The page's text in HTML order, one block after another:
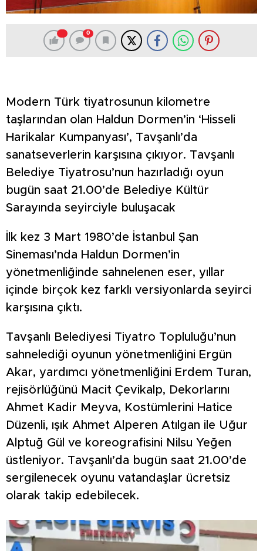
0
Modern Türk tiyatrosunun kilometre
taşlarından olan Haldun Dormen’in ‘Hisseli
Harikalar Kumpanyası’, Tavşanlı’da
sanatseverlerin karşısına çıkıyor. Tavşanlı
Belediye Tiyatrosu’nun hazırladığı oyun
bugün saat 21.00’de Belediye Kültür
Sarayında seyirciyle buluşacak
İlk kez 3 Mart 1980’de İstanbul Şan
Sineması’nda Haldun Dormen’in
yönetmenliğinde sahnelenen eser, yıllar
içinde birçok kez farklı versiyonlarda seyirci
karşısına çıktı.
Tavşanlı Belediyesi Tiyatro Topluluğu’nun
sahnelediği oyunun yönetmenliğini Ergün
Akar, yardımcı yönetmenliğini Erdem Turan,
rejisörlüğünü Macit Çevikalp, Dekorlarını
Ahmet Kadir Meyva, Kostümlerini Hatice
Düzenli, ışık Ahmet Alperen Atılgan ile Uğur
Alptuğ Gül ve koreografisini Nilsu Yeğen
üstleniyor. Tavşanlı’da bugün saat 21.00’de
sergilenecek oyunu vatandaşlar ücretsiz
olarak takip edebilecek.